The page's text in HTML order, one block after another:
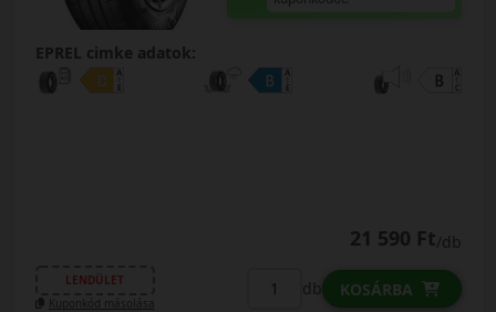
EPREL cimke adatok:
21 590 Ft/db
LENDÜLET
Kuponkód másolása
db KOSÁRBA